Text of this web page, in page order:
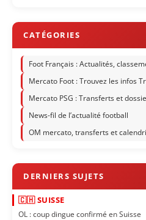
Foot Français : Actualités,
Mercato Foot : Trouvez les infos
Mercato PSG : Transferts et
News-fil de l’actualité football
OM mercato, transferts et
🇨🇭 SUISSE
OL : coup dingue confirmé en Suisse